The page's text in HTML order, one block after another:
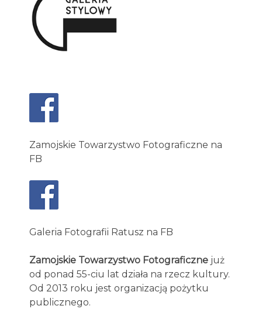
Zamojskie Towarzystwo Fotograficzne na
FB
Galeria Fotografii Ratusz na FB
Zamojskie Towarzystwo Fotograficzne już
od ponad 55-ciu lat działa na rzecz kultury.
Od 2013 roku jest organizacją pożytku
publicznego.